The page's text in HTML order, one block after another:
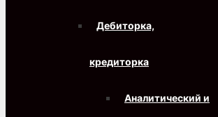
Дебиторка,
кредиторка
Аналитический и